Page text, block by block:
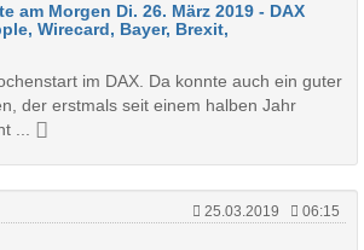
am Morgen Di. 26. März 2019 - DAX
Wirecard, Bayer, Brexit,
im DAX. Da konnte auch ein guter
der erstmals seit einem halben Jahr
...
25.03.2019
06:15